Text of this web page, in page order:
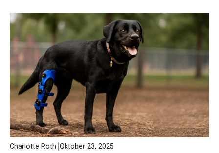
Charlotte Roth Oktober 23, 2025